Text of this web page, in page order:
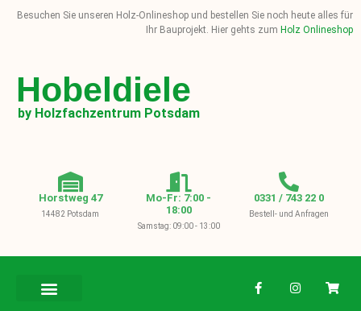
Besuchen Sie unseren Holz-Onlineshop und bestellen Sie noch heute alles für
Ihr Bauprojekt. Hier gehts zum Holz Onlineshop
Hobeldiele
by Holzfachzentrum Potsdam
Horstweg 47
14482 Potsdam
Mo-Fr: 7:00 -
18:00
Samstag: 09:00 - 13:00
0331 / 743 22 0
Bestell- und Anfragen